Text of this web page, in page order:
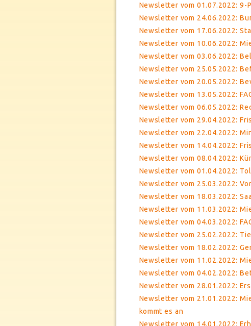
Newsletter vom 01.07.2022: 9-
Newsletter vom 24.06.2022:
Newsletter vom 17.06.2022:
Newsletter vom 10.06.2022:
Newsletter vom 03.06.2022:
Newsletter vom 25.05.2022:
Newsletter vom 20.05.2022:
Newsletter vom 13.05.2022:
Newsletter vom 06.05.2022:
Newsletter vom 29.04.2022:
Newsletter vom 22.04.2022:
Newsletter vom 14.04.2022:
Newsletter vom 08.04.2022:
Newsletter vom 01.04.2022:
Newsletter vom 25.03.2022:
Newsletter vom 18.03.2022:
Newsletter vom 11.03.2022:
Newsletter vom 04.03.2022:
Newsletter vom 25.02.2022:
Newsletter vom 18.02.2022:
Newsletter vom 11.02.2022:
Newsletter vom 04.02.2022:
Newsletter vom 28.01.2022:
Newsletter vom 21.01.2022:
kommt es an
Newsletter vom 14.01.2022: